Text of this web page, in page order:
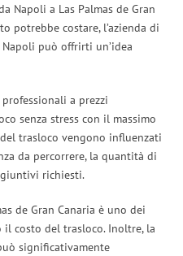
Napoli a Las Palmas de Gran
potrebbe costare, l’azienda di
può offrirti un’idea
a prezzi
senza stress con il massimo
trasloco vengono influenzati
da percorrere, la quantità di
richiesti.
de Gran Canaria è uno dei
costo del trasloco. Inoltre, la
significativamente